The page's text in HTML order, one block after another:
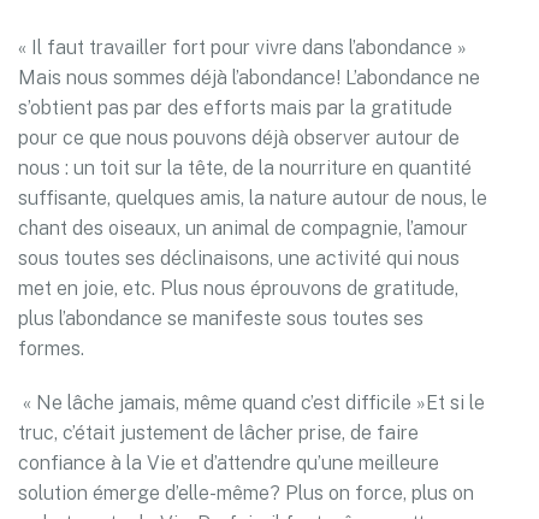
« Il faut travailler fort pour vivre dans l’abondance »
Mais nous sommes déjà l’abondance! L’abondance ne
s’obtient pas par des efforts mais par la gratitude
pour ce que nous pouvons déjà observer autour de
nous : un toit sur la tête, de la nourriture en quantité
suffisante, quelques amis, la nature autour de nous, le
chant des oiseaux, un animal de compagnie, l’amour
sous toutes ses déclinaisons, une activité qui nous
met en joie, etc. Plus nous éprouvons de gratitude,
plus l’abondance se manifeste sous toutes ses
formes.
« Ne lâche jamais, même quand c’est difficile »Et si le
truc, c’était justement de lâcher prise, de faire
confiance à la Vie et d’attendre qu’une meilleure
solution émerge d’elle-même? Plus on force, plus on